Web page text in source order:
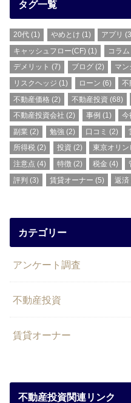
タグ一覧
20代 (1) やめとけ (1) アプリ
キャッシュフロー(CF) (1) コラム
デメリット (7) ブログ(2) マン
リスクヘッジ (1) ローン (6) 不
不動産価格 (2) 不動産投資 (68)
不動産投資会社 (2) 事例 (1) 今
副業 (2) 勉強 (2) 口コミ (2)
所得税 (2) 投資 (2) 東京オリン
注意点 (4) 特徴(2) 税金 (4)
評判 (3) 賃貸オーナー (5) 返済
カテゴリー
アンケート調査
不動産投資
賃貸オーナー
不動産投資関連リンク